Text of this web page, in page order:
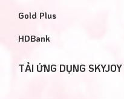
Gold Plus
HDBank
TẢI ỨNG DỤNG SKYJOY